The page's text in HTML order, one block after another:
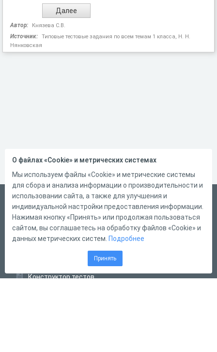
Автор: Князева С.В.
Источник:
Типовые тестовые задания по всем темам 1 класса, Н. Н.
Нянковская
Русский
Справка
Форма обратной связи
Конструктор тестов
О файлах «Cookie» и метрических системах
Мы используем файлы «Cookie» и метрические системы
для сбора и анализа информации о производительности и
использовании сайта, а также для улучшения и
индивидуальной настройки предоставления информации.
Нажимая кнопку «Принять» или продолжая пользоваться
сайтом, вы соглашаетесь на обработку файлов «Cookie» и
данных метрических систем. Подробнее
Принять